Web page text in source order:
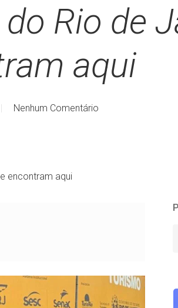
Rio de
aqui
Nenhum Comentário
encontram aqui